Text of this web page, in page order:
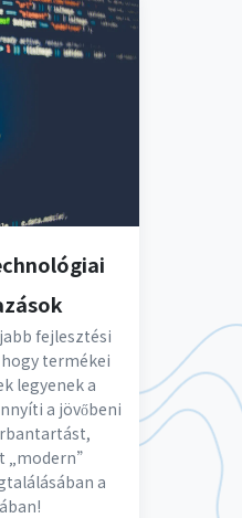
fejlesztési
termékei
legyenek a
a jövőbeni
„modern”
a